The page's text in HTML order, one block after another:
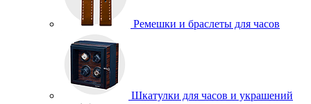
Ремешки и браслеты для часов
Шкатулки для часов и украшений